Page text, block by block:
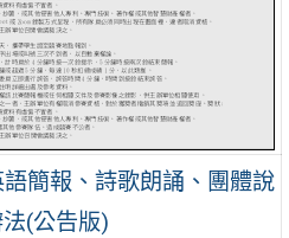
簡報、詩歌朗誦、團體說
(公告版)